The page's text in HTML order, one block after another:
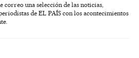
correo una selección de las noticias,
de EL PAÍS con los acontecimientos